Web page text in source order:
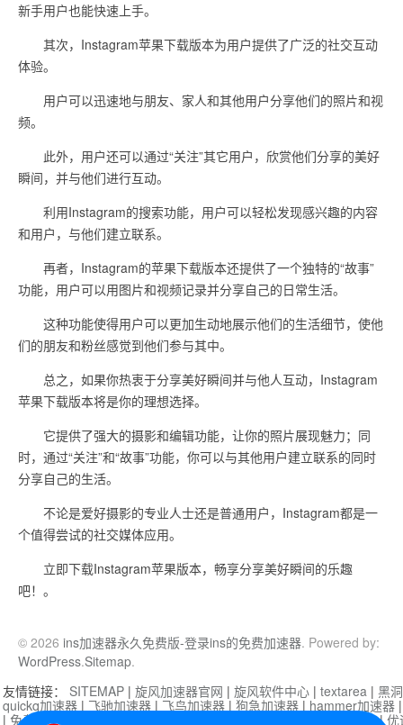
新手用户也能快速上手。
其次，Instagram苹果下载版本为用户提供了广泛的社交互动
体验。
用户可以迅速地与朋友、家人和其他用户分享他们的照片和视
频。
此外，用户还可以通过“关注”其它用户，欣赏他们分享的美好
瞬间，并与他们进行互动。
利用Instagram的搜索功能，用户可以轻松发现感兴趣的内容
和用户，与他们建立联系。
再者，Instagram的苹果下载版本还提供了一个独特的“故事”
功能，用户可以用图片和视频记录并分享自己的日常生活。
这种功能使得用户可以更加生动地展示他们的生活细节，使他
们的朋友和粉丝感觉到他们参与其中。
总之，如果你热衷于分享美好瞬间并与他人互动，Instagram
苹果下载版本将是你的理想选择。
它提供了强大的摄影和编辑功能，让你的照片展现魅力；同
时，通过“关注”和“故事”功能，你可以与其他用户建立联系的同时
分享自己的生活。
不论是爱好摄影的专业人士还是普通用户，Instagram都是一
个值得尝试的社交媒体应用。
立即下载Instagram苹果版本，畅享分享美好瞬间的乐趣
吧！。
© 2026 ins加速器永久免费版-登录ins的免费加速器. Powered by:
WordPress.Sitemap.
友情链接： SITEMAP | 旋风加速器官网 | 旋风软件中心 | textarea | 黑
quickq加速器 | 飞驰加速器 | 飞鸟加速器 | 狗急加速器 | hammer加速器
| 免费vqn加速外网 迷雾通|优